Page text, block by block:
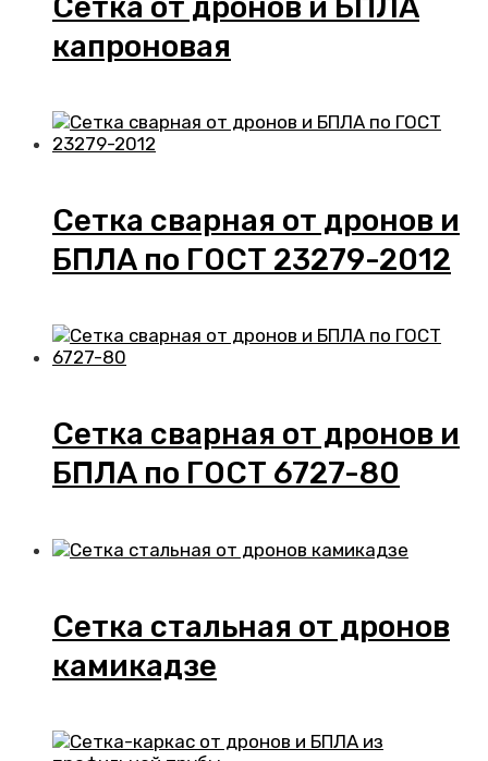
капроновая
Сетка сварная от дронов и
БПЛА по ГОСТ 23279-2012
Сетка сварная от дронов и
БПЛА по ГОСТ 6727-80
Сетка стальная от дронов
камикадзе